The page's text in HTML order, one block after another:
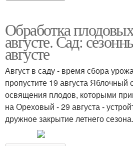
Обработка
августе. Сад:
августе
Август в саду - время сбора
пропустите 19 августа Яблочный
освящения плодов, которыми
на Ореховый - 29 августа -
дружное закрытие летнего сезона.